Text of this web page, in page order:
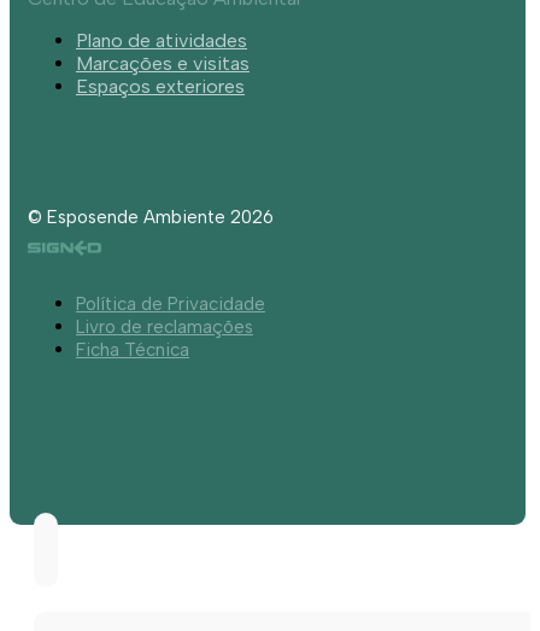
Plano de atividades
Marcações e visitas
Espaços exteriores
© Esposende Ambiente 2026
Política de Privacidade
Livro de reclamações
Ficha Técnica